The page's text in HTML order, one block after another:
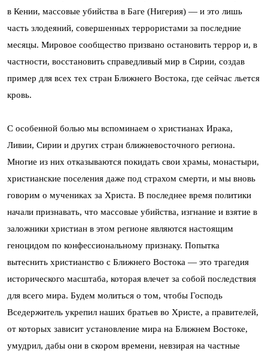
в Кении, массовые убийства в Баге (Нигерия) — и это лишь
часть злодеяний, совершенных террористами за последние
месяцы. Мировое сообщество призвано остановить террор и, в
частности, восстановить справедливый мир в Сирии, создав
пример для всех тех стран Ближнего Востока, где сейчас льется
кровь.
С особенной болью мы вспоминаем о христианах Ирака,
Ливии, Сирии и других стран ближневосточного региона.
Многие из них отказываются покидать свои храмы, монастыри,
христианские поселения даже под страхом смерти, и мы вновь
говорим о мучениках за Христа. В последнее время политики
начали признавать, что массовые убийства, изгнание и взятие в
заложники христиан в этом регионе являются настоящим
геноцидом по конфессиональному признаку. Попытка
вытеснить христианство с Ближнего Востока — это трагедия
исторического масштаба, которая влечет за собой последствия
для всего мира. Будем молиться о том, чтобы Господь
Вседержитель укрепил наших братьев во Христе, а правителей,
от которых зависит установление мира на Ближнем Востоке,
умудрил, дабы они в скором времени, невзирая на частные